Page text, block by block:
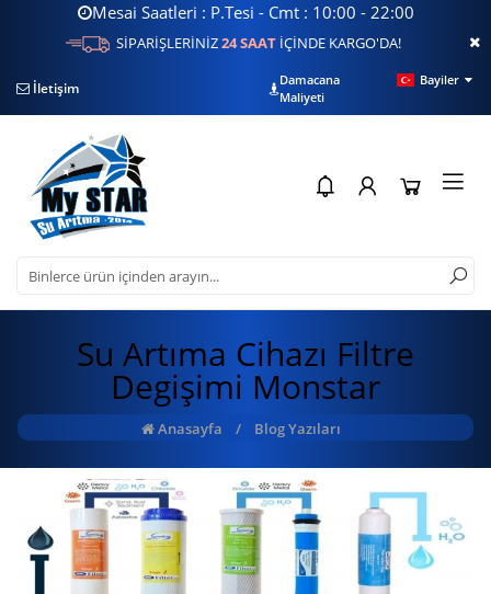
Mesai Saatleri : P.Tesi - Cmt : 10:00 - 22:00
SİPARİŞLERİNİZ24 SAATİÇİNDE KARGO'DA!
İletişim Filtre Sorgulama
Damacana
Maliyeti
Bayiler
Su Artıma Cihazı Filtre
Degişimi Monstar
Anasayfa / Blog Yazıları